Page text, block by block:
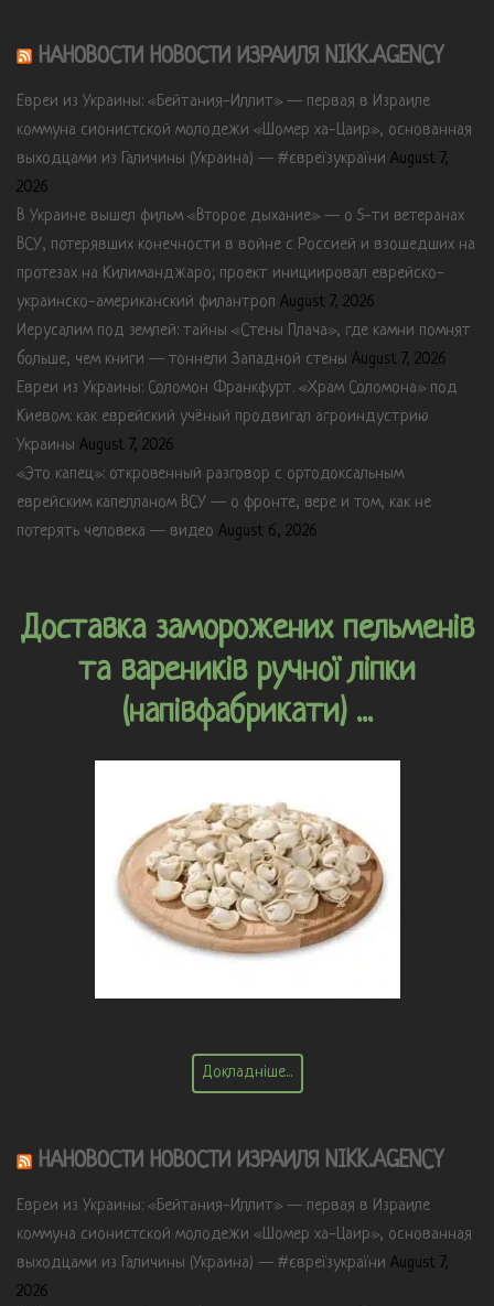
НАНОВОСТИ НОВОСТИ ИЗРАИЛЯ NIKK.AGENCY
Евреи из Украины: «Бейтания-Иллит» — первая в Израиле
коммуна сионистской молодежи «Шомер ха-Цаир», основанная
выходцами из Галичины (Украина) — #євреїзукраїни August 7,
2026
В Украине вышел фильм «Второе дыхание» — о 5-ти ветеранах
ВСУ, потерявших конечности в войне с Россией и взошедших на
протезах на Килиманджаро; проект инициировал еврейско-
украинско-американский филантроп August 7, 2026
Иерусалим под землей: тайны «Стены Плача», где камни помнят
больше, чем книги — тоннели Западной стены August 7, 2026
Евреи из Украины: Соломон Франкфурт. «Храм Соломона» под
Киевом: как еврейский учёный продвигал агроиндустрию
Украины August 7, 2026
«Это капец»: откровенный разговор с ортодоксальным
еврейским капелланом ВСУ — о фронте, вере и том, как не
потерять человека — видео August 6, 2026
Доставка заморожених пельменів
та вареників ручної ліпки
(напівфабрикати) ...
Докладніше...
НАНОВОСТИ НОВОСТИ ИЗРАИЛЯ NIKK.AGENCY
Евреи из Украины: «Бейтания-Иллит» — первая в Израиле
коммуна сионистской молодежи «Шомер ха-Цаир», основанная
выходцами из Галичины (Украина) — #євреїзукраїни August 7,
2026